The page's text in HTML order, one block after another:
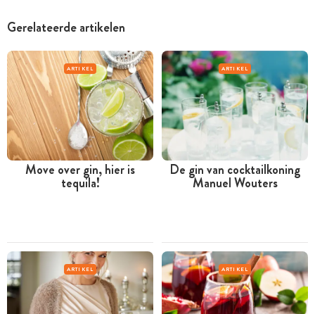
Gerelateerde artikelen
ARTIKEL
Move over gin, hier is
tequila!
ARTIKEL
De gin van cocktailkoning
Manuel Wouters
ARTIKEL ARTIKEL